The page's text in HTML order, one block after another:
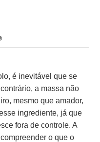
é inevitável que se
a massa não
mesmo que amador,
ingrediente, já que
fora de controle. A
o que o